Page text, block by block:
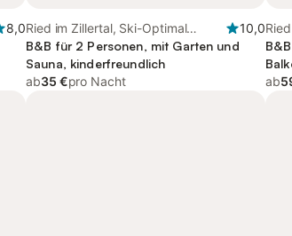
8,0Ried im Zillertal, Ski-Optimal
Hochzillertal
10,0
B&B für 2 Personen, mit Garten und
Sauna, kinderfreundlich
ab35 €pro Nacht
ab